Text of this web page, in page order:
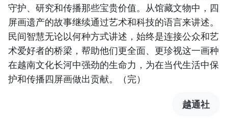
守护、研究和传播那些宝贵价值。从馆藏文物中，四
屏画遗产的故事继续通过艺术和科技的语言来讲述。
民间智慧无论以何种方式讲述，始终是连接公众和艺
术爱好者的桥梁，帮助他们更全面、更珍视这一画种
在越南文化长河中强劲的生命力，为在当代生活中保
护和传播四屏画做出贡献。（完）
越通社